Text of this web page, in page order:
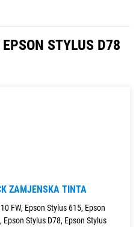
STYLUS D78
ZAMJENSKA TINTA
FW, Epson Stylus 615, Epson
Stylus D78, Epson Stylus